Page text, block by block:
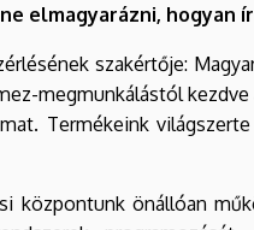
elmagyarázni, hogyan
szakértője:
megmunkálástól
Termékeink
központunk önállóan